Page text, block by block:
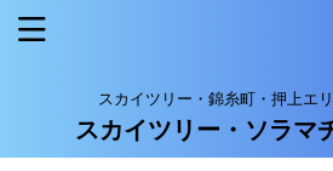
スカイツリー・錦糸町・押上エ
スカイツリー・ソラマ